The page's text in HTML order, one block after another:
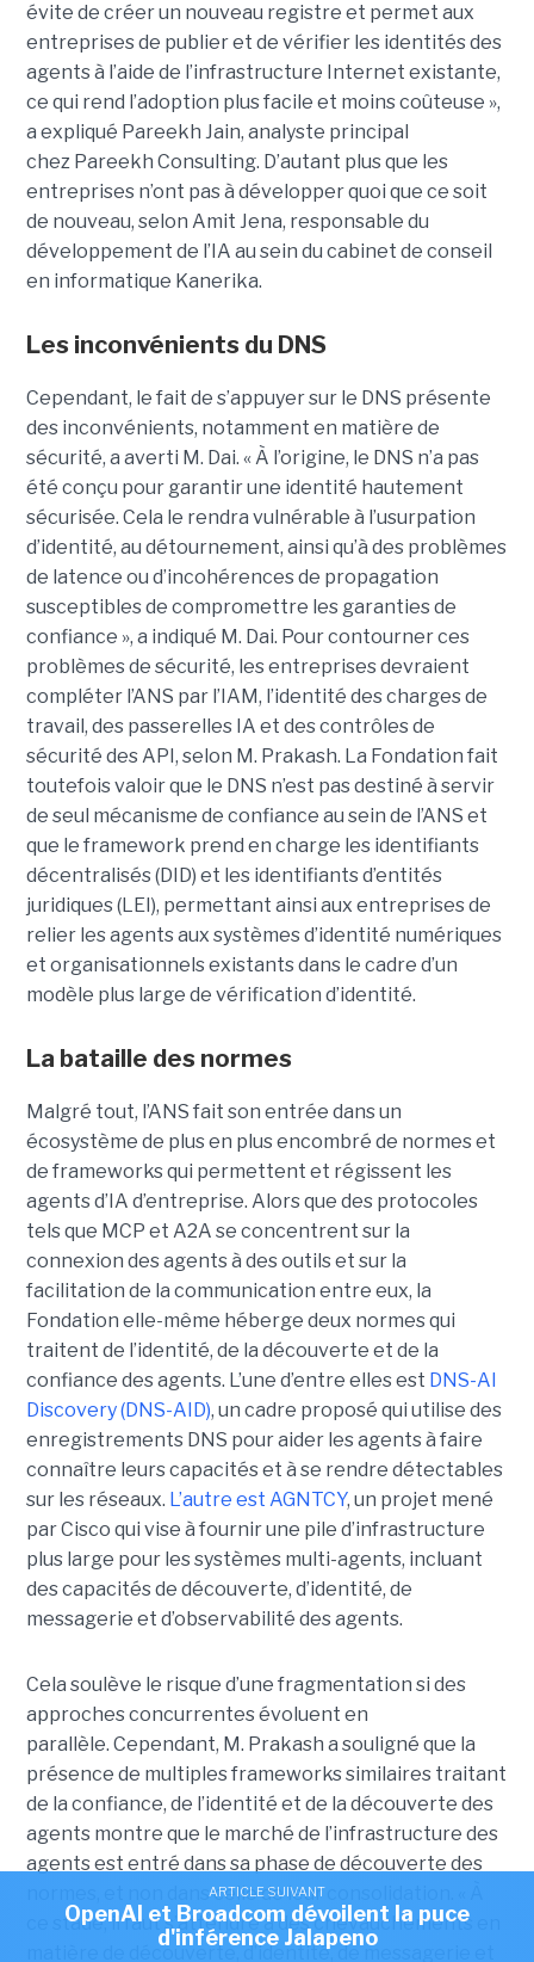
évite de créer un nouveau registre et permet aux
entreprises de publier et de vérifier les identités des
agents à l’aide de l’infrastructure Internet existante,
ce qui rend l’adoption plus facile et moins coûteuse »,
a expliqué Pareekh Jain, analyste principal
chez Pareekh Consulting. D’autant plus que les
entreprises n’ont pas à développer quoi que ce soit
de nouveau, selon Amit Jena, responsable du
développement de l’IA au sein du cabinet de conseil
en informatique Kanerika.
Les inconvénients du DNS
Cependant, le fait de s’appuyer sur le DNS présente
des inconvénients, notamment en matière de
sécurité, a averti M. Dai. « À l’origine, le DNS n’a pas
été conçu pour garantir une identité hautement
sécurisée. Cela le rendra vulnérable à l’usurpation
d’identité, au détournement, ainsi qu’à des problèmes
de latence ou d’incohérences de propagation
susceptibles de compromettre les garanties de
confiance », a indiqué M. Dai. Pour contourner ces
problèmes de sécurité, les entreprises devraient
compléter l’ANS par l’ IAM, l’identité des charges de
travail, des passerelles IA et des contrôles de
sécurité des API, selon M. Prakash. La Fondation fait
toutefois valoir que le DNS n’est pas destiné à servir
de seul mécanisme de confiance au sein de l’ANS et
que le framework prend en charge les identifiants
décentralisés (DID) et les identifiants d’entités
juridiques (LEI), permettant ainsi aux entreprises de
relier les agents aux systèmes d’identité numériques
et organisationnels existants dans le cadre d’un
modèle plus large de vérification d’identité.
La bataille des normes
Malgré tout, l’ANS fait son entrée dans un
écosystème de plus en plus encombré de normes et
de frameworks qui permettent et régissent les
agents d’IA d’entreprise. Alors que des protocoles
tels que MCP et A2A se concentrent sur la
connexion des agents à des outils et sur la
facilitation de la communication entre eux, la
Fondation elle-même héberge deux normes qui
traitent de l’identité, de la découverte et de la
confiance des agents. L’une d’entre elles est DNS-AI
Discovery (DNS-AID), un cadre proposé qui utilise des
enregistrements DNS pour aider les agents à faire
connaître leurs capacités et à se rendre détectables
sur les réseaux. L’autre est AGNTCY, un projet mené
par Cisco qui vise à fournir une pile d’infrastructure
plus large pour les systèmes multi-agents, incluant
des capacités de découverte, d’identité, de
messagerie et d’observabilité des agents.
Cela soulève le risque d’une fragmentation si des
approches concurrentes évoluent en
parallèle. Cependant, M. Prakash a souligné que la
présence de multiples frameworks similaires traitant
de la confiance, de l’identité et de la découverte des
agents montre que le marché de l’infrastructure des
agents est entré dans sa phase de découverte des
normes, et non dans celle de leur consolidation.
ce stade, il faut s’attendre à des chevauchements en
matière de découverte, d’identité, de messagerie et
ARTICLE SUIVANT
OpenAI et Broadcom dévoilent la puce
d'inférence Jalapeno